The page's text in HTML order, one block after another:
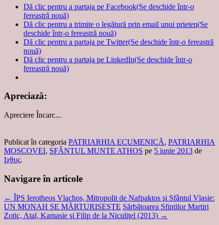
Dă clic pentru a partaja pe Facebook(Se deschide într-o
fereastră nouă)
Dă clic pentru a trimite o legătură prin email unui prieten(Se
deschide într-o fereastră nouă)
Dă clic pentru a partaja pe Twitter(Se deschide într-o fereastră
nouă)
Dă clic pentru a partaja pe LinkedIn(Se deschide într-o
fereastră nouă)
Apreciază:
Apreciere Încarc...
Publicat în categoria PATRIARHIA ECUMENICĂ, PATRIARHIA
MOSCOVEI, SFÂNTUL MUNTE ATHOS pe 5 iunie 2013 de
Ιχθυς.
Navigare în articole
← ÎPS Ierotheos Vlachos, Mitropolit de Nafpaktos şi Sfântul Vlasie:
UN MONAH SE MĂRTURISEŞTE Sărbătoarea Sfinţilor Martiri
Zotic, Atal, Kamasie şi Filip de la Niculiţel (2013) →